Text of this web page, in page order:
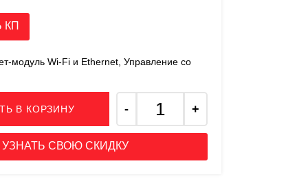
КП
модуль Wi-Fi и Ethernet, Управление со
В КОРЗИНУ
УЗНАТЬ СВОЮ СКИДКУ